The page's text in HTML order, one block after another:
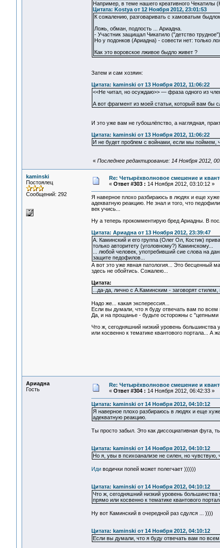
Например, в теме нашего креативного Чекатилы
Цитата: Kostya от 12 Ноября 2012, 23:01:53
К сожалению, разговаривать с хамоватым
Ложь, обман, подлость ... Ариадна.
- Участник защищал Чикатило ("детство трудное")
Но у подонков (Ариадна) - совести нет: только
Как это воровское лживое быдло живет ?
Затем и сам хозяин:
Цитата: kaminski от 13 Ноября 2012, 11:06:22
<<Не читал, но осуждаю>> — фраза одного из
А вот фрагмент из моей статьи, который вам бы
И это уже вам не губошлёпство, а наглядная,
Цитата: kaminski от 13 Ноября 2012, 11:06:22
И не будет проблем с войнами, если мы поймем,
« Последнее редактирование: 14 Ноября 2012,
kaminski
Постоялец
Сообщений: 292
Re: Четырёхволновое смешение и
« Ответ #303 : 14 Ноября 2012, 03:10:12 »
Я наверное плохо разбираюсь в людях и еще
адекватную реакцию. Не знал и того, что
век учись...
Ну а теперь прокомментирую бред Ариадны. В
Цитата: Ариадна от 13 Ноября 2012, 23:39:47
А. Каминский и его группа (Олег Ол, Костик)
только авторитету (уголовному?) Каминскому...
... любой человек, употребивший сие слова на
защите педофилов...
А вот это уже явная патология... Это бесценный
здесь не обойтись. Сожалею...
Цитата:
...да-да, лично с А.Каминским - заговорят
Надо же... какая эксперессия...
Если вы думали, что я буду отвечать вам по
Да, и на прощанье - будьте осторожны с
Что ж, сегодняшний низкий уровень
или косвенно к тематике квантового портала...
Ариадна
Гость
Re: Четырёхволновое смешение и
« Ответ #304 : 14 Ноября 2012, 06:42:33 »
Цитата: kaminski от 14 Ноября 2012, 04:10:12
Я наверное плохо разбираюсь в людях и еще
адекватную реакцию.
Ты просто забыл. Это как диссоциативная фуга,
Цитата: kaminski от 14 Ноября 2012, 04:10:12
Но я, увы в психоанализе не силен, но
Иди водички попей может полегчает ))))))
Цитата: kaminski от 14 Ноября 2012, 04:10:12
Что ж, сегодняшний низкий уровень
прямо или косвенно к тематике квантового
Ну вот Каминский в очередной раз сдулся ... ))))
Цитата: kaminski от 14 Ноября 2012, 04:10:12
Если вы думали, что я буду отвечать вам по